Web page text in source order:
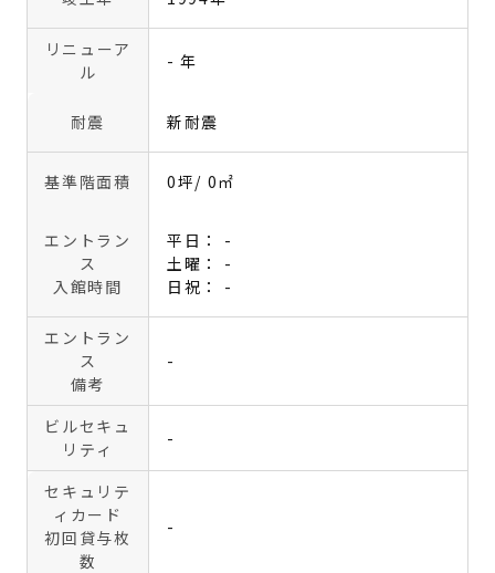
リニューア
ル
- 年
耐震 新耐震
基準階面積 0坪/ 0㎡
エントラン
ス
入館時間
平日： -
土曜： -
日祝： -
エントラン
ス
備考
-
ビルセキュ
リティ
-
セキュリテ
ィカード
初回貸与枚
数
-